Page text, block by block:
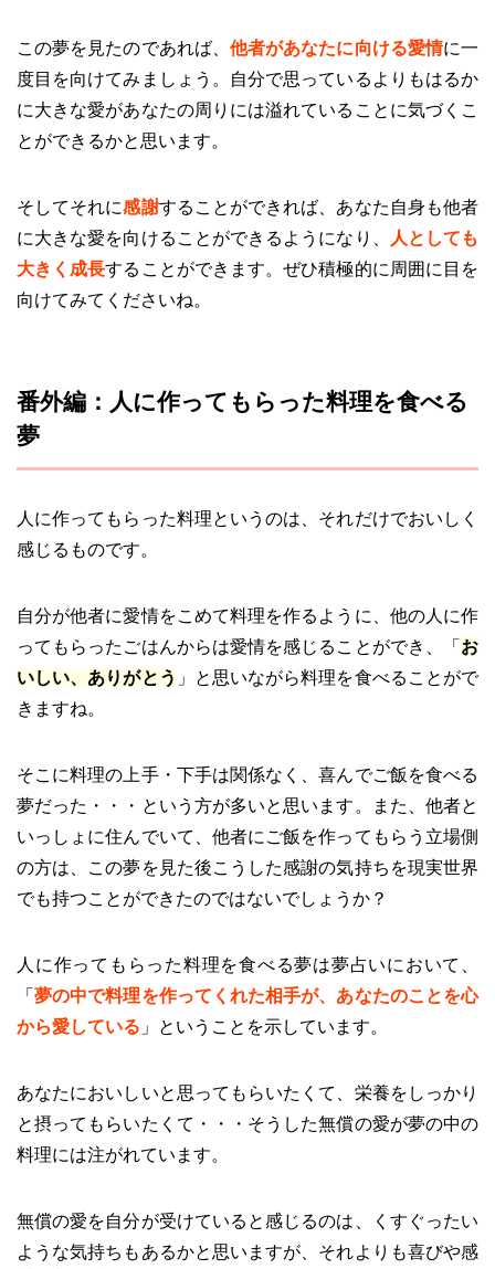
この夢を見たのであれば、 他者があなたに向ける愛情に一
度目を向けてみましょう。自分で思っているよりもはるか
に大きな愛があなたの周りには溢れていることに気づくこ
とができるかと思います。
そしてそれに感謝することができれば、あなた自身も他者
に大きな愛を向けることができるようになり、
人としても
大きく成長することができます。ぜひ積極的に周囲に目を
向けてみてくださいね。
番外編：人に作ってもらった料理を食べる
夢
人に作ってもらった料理というのは、それだけでおいしく
感じるものです。
自分が他者に愛情をこめて料理を作るように、他の人に作
ってもらったごはんからは愛情を感じることができ、「 お
いしい、ありがとう 」と思いながら料理を食べることがで
きますね。
そこに料理の上手・下手は関係なく、喜んでご飯を食べる
夢だった・・・という方が多いと思います。また、他者と
いっしょに住んでいて、他者にご飯を作ってもらう立場側
の方は、この夢を見た後こうした感謝の気持ちを現実世界
でも持つことができたのではないでしょうか？
人に作ってもらった料理を食べる夢は夢占いにおいて、
「夢の中で料理を作ってくれた相手が、あなたのことを心
から愛している 」ということを示しています。
あなたにおいしいと思ってもらいたくて、栄養をしっかり
と摂ってもらいたくて・・・そうした無償の愛が夢の中の
料理には注がれています。
無償の愛を自分が受けていると感じるのは、くすぐったい
ような気持ちもあるかと思いますが、それよりも喜びや感